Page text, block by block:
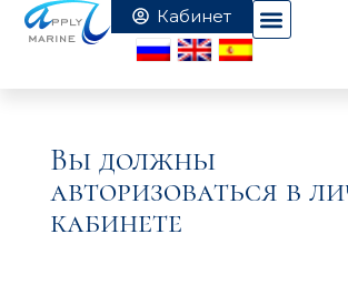
Вы должны
авторизоваться в
кабинете